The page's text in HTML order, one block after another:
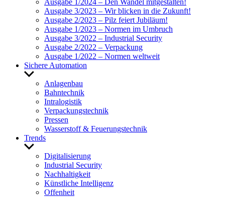
Ausgabe 1/2024 – Den Wandel mitge­stalten!
Ausgabe 3/2023 – Wir blicken in die Zukunft!
Ausgabe 2/2023 – Pilz feiert Jubi­läum!
Ausgabe 1/2023 – Normen im Umbruch
Ausgabe 3/2022 – Indus­trial Security
Ausgabe 2/2022 – Verpa­ckung
Ausgabe 1/2022 – Normen welt­weit
Sichere Auto­ma­tion
Untermenü
anzeigenAnla­genbau
Bahn­technik
Intra­lo­gistik
Verpa­ckungs­technik
Pressen
Wasser­stoff & Feue­rungs­technik
Trends
Untermenü
anzeigenDigi­ta­li­sie­rung
Indus­trial Security
Nach­hal­tig­keit
Künst­liche Intel­li­genz
Offen­heit